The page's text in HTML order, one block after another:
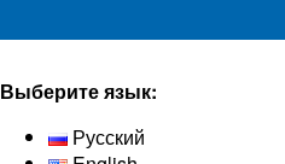
Secondary
Sidebar
Выберите язык:
Русский